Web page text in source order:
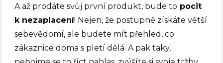
A až prodáte svůj první produkt, bude to pocit
k nezaplacení! Nejen, že postupně získáte větší
sebevědomí, ale budete mít přehled, co
zákaznice doma s pletí dělá. A pak taky,